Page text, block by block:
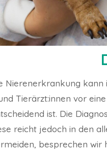
Nierenerkrankung
Tierärzt:innen vor
ist. Die
reicht jedoch in den
besprechen wir